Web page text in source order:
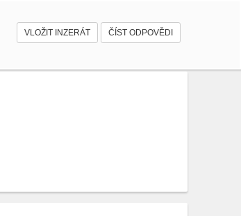
VLOŽIT INZERÁT ČÍST ODPOVĚDI